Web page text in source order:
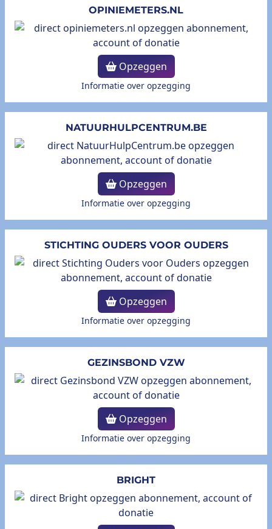
OPINIEMETERS.NL
Opzeggen
Informatie over opzegging
NATUURHULPCENTRUM.BE
Opzeggen
Informatie over opzegging
STICHTING OUDERS VOOR OUDERS
Opzeggen
Informatie over opzegging
GEZINSBOND VZW
Opzeggen
Informatie over opzegging
BRIGHT